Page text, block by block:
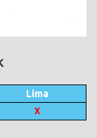
Lima
X